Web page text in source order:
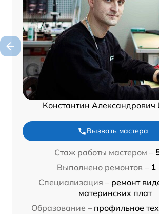
Константин Александрович
Вызвать мастера
Стаж работы мастером –
Выполнено ремонтов – 1
Специализация – ремонт
материнских плат
Образование – профильное